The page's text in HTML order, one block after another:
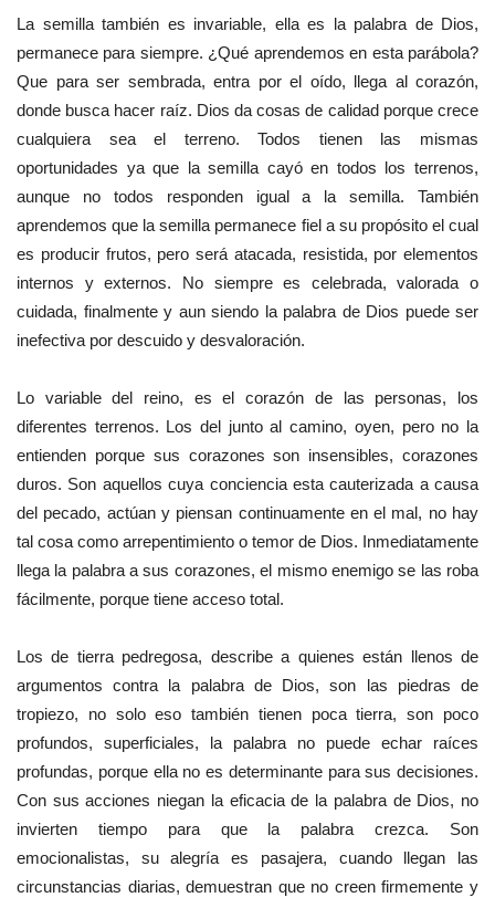
La semilla también es invariable, ella es la palabra de Dios,
permanece para siempre. ¿Qué aprendemos en esta parábola?
Que para ser sembrada, entra por el oído, llega al corazón,
donde busca hacer raíz. Dios da cosas de calidad porque crece
cualquiera sea el terreno. Todos tienen las mismas
oportunidades ya que la semilla cayó en todos los terrenos,
aunque no todos responden igual a la semilla. También
aprendemos que la semilla permanece fiel a su propósito el cual
es producir frutos, pero será atacada, resistida, por elementos
internos y externos. No siempre es celebrada, valorada o
cuidada, finalmente y aun siendo la palabra de Dios puede ser
inefectiva por descuido y desvaloración.
Lo variable del reino, es el corazón de las personas, los
diferentes terrenos. Los del junto al camino, oyen, pero no la
entienden porque sus corazones son insensibles, corazones
duros. Son aquellos cuya conciencia esta cauterizada a causa
del pecado, actúan y piensan continuamente en el mal, no hay
tal cosa como arrepentimiento o temor de Dios. Inmediatamente
llega la palabra a sus corazones, el mismo enemigo se las roba
fácilmente, porque tiene acceso total.
Los de tierra pedregosa, describe a quienes están llenos de
argumentos contra la palabra de Dios, son las piedras de
tropiezo, no solo eso también tienen poca tierra, son poco
profundos, superficiales, la palabra no puede echar raíces
profundas, porque ella no es determinante para sus decisiones.
Con sus acciones niegan la eficacia de la palabra de Dios, no
invierten tiempo para que la palabra crezca. Son
emocionalistas, su alegría es pasajera, cuando llegan las
circunstancias diarias, demuestran que no creen firmemente y